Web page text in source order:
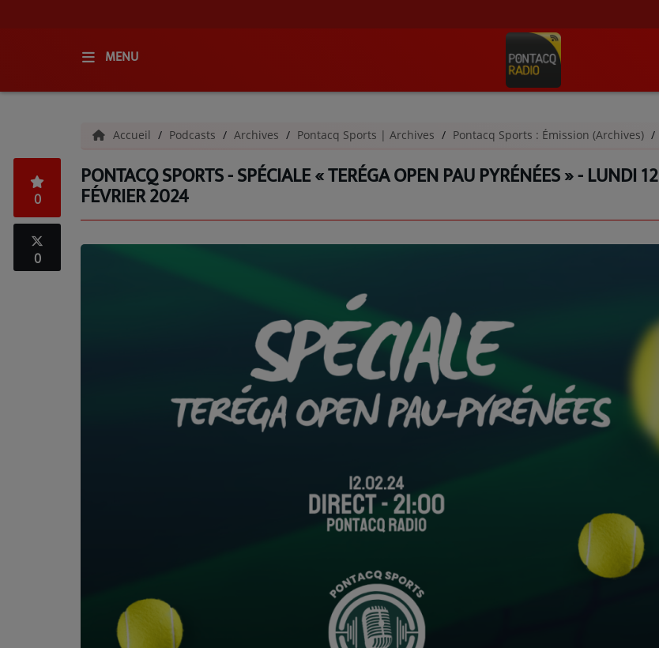
MENU
QUI SOMMES-NOUS ?
GRILLE DES PROGRAMMES
C'ÉTAIT QUOI CE TITRE ?
ÉDUCATION AUX MÉDIAS ET À
Accueil Podcasts Archives Pontacq Sports | Archives Pontacq Sports : Émission (Archives)
PONTACQ SPORTS - SPÉCIALE « TERÉGA OPEN PAU PYRÉNÉES » - LUNDI 12
FÉVRIER 2024
0
0
Marion